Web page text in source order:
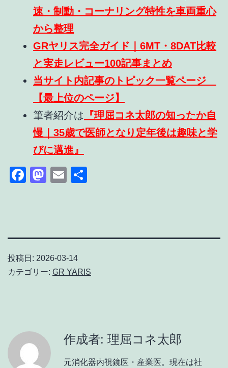
速・制動・コーナリング特性を車両重心
から整理
GRヤリス完全ガイド｜6MT・8DAT比較
と実走レビュー100記事まとめ
当サイト内記事のトピック一覧ページ
【最上位のページ】
筆者紹介は 『理屈コネ太郎の知ったか自
慢｜35歳で医師となり定年後は趣味と学
びに邁進』
Facebook
Mastodon
Email
投稿日: 2026-03-14
カテゴリー: GR YARIS
作成者: 理屈コネ太郎
元消化器内視鏡医・産業医。現在は社